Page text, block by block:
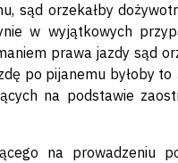
sąd orzekałby
w wyjątkowych
prawa jazdy sąd
po pijanemu byłoby to
na podstawie
na prowadzeniu